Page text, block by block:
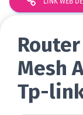
Mesh
Tp-